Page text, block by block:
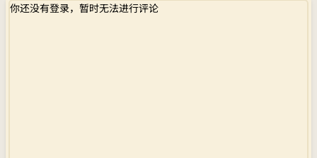
你还没有登录，暂时无法进行评论